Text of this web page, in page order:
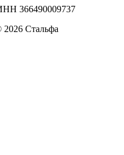
366490009737
2026 Стальфа